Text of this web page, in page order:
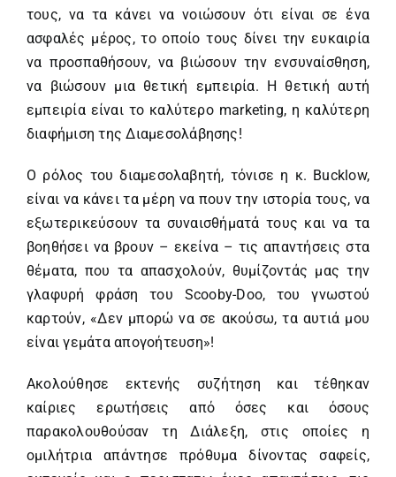
τους, να τα κάνει να νοιώσουν ότι είναι σε ένα
ασφαλές μέρος, το οποίο τους δίνει την ευκαιρία
να προσπαθήσουν, να βιώσουν την ενσυναίσθηση,
να βιώσουν μια θετική εμπειρία. Η θετική αυτή
εμπειρία είναι το καλύτερο marketing, η καλύτερη
διαφήμιση της Διαμεσολάβησης!
Ο ρόλος του διαμεσολαβητή, τόνισε η κ. Bucklow,
είναι να κάνει τα μέρη να πουν την ιστορία τους, να
εξωτερικεύσουν τα συναισθήματά τους και να τα
βοηθήσει να βρουν – εκείνα – τις απαντήσεις στα
θέματα, που τα απασχολούν, θυμίζοντάς μας την
γλαφυρή φράση του Scooby-Doo, του γνωστού
καρτούν, «Δεν μπορώ να σε ακούσω, τα αυτιά μου
είναι γεμάτα απογοήτευση»!
Ακολούθησε εκτενής συζήτηση και τέθηκαν
καίριες ερωτήσεις από όσες και όσους
παρακολουθούσαν τη Διάλεξη, στις οποίες η
ομιλήτρια απάντησε πρόθυμα δίνοντας σαφείς,